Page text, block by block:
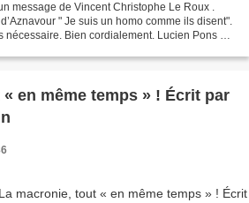
message de Vincent Christophe Le Roux .
" Je suis un homo comme ils disent".
nécessaire. Bien cordialement. Lucien Pons Le
même temps » ! Écrit par